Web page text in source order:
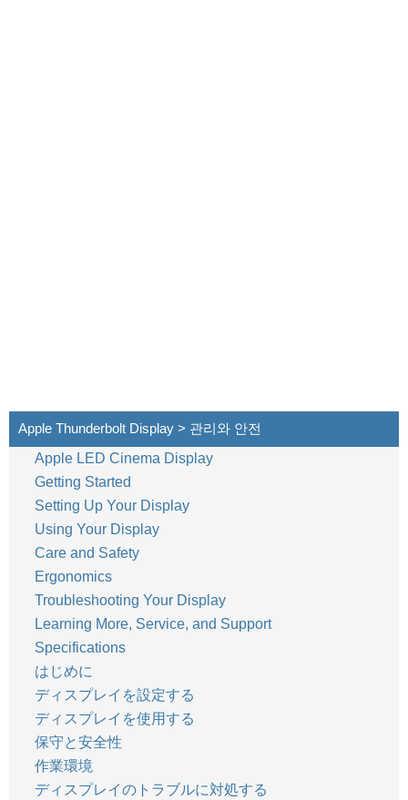
68 한국어
Apple Thunderbolt Display > 관리와 안전
Apple LED Cinema Display
Getting Started
Setting Up Your Display
Using Your Display
Care and Safety
Ergonomics
Troubleshooting Your Display
Learning More, Service, and Support
Specifications
はじめに
ディスプレイを設定する
ディスプレイを使用する
保守と安全性
作業環境
ディスプレイのトラブルに対処する